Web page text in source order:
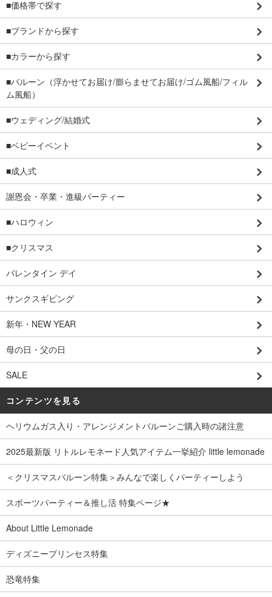
■価格帯で探す
■ブランドから探す
■カラーから探す
■バルーン（浮かせてお届け/膨らませてお届け/ゴム風船/フィル
ム風船）
■ウェディング/結婚式
■ベビーイベント
■成人式
謝恩会・卒業・進級パーティー
■ハロウィン
■クリスマス
バレンタイン デイ
サンクスギビング
新年・NEW YEAR
母の日・父の日
SALE
コンテンツを見る
ヘリウムガス入り・アレンジメントバルーンご購入時の諸注意
2025最新版 リトルレモネード人気アイテム一挙紹介 little lemonade
＜クリスマスバルーン特集＞みんなで楽しくパーティーしよう
スポーツパーティー＆推し活 特集ページ★
About Little Lemonade
ディズニープリンセス特集
恐竜特集